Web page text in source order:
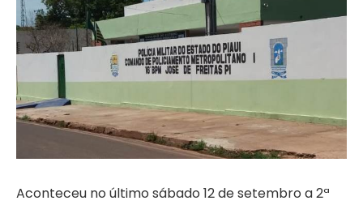
Aconteceu no último sábado 12 de setembro a 2ª